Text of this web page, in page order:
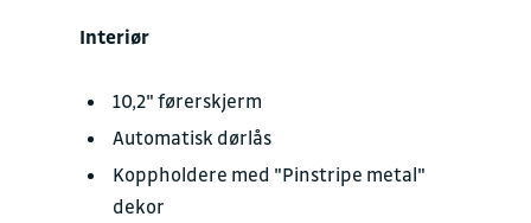
Interiør
10,2" fø­rer­skjerm
Auto­matisk dør­lås
Kopp­hol­de­re med "Pin­stri­pe me­tal"
de­kor